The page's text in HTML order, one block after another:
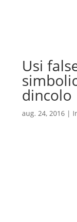
Usi
dincolo
aug. 24, 2016|